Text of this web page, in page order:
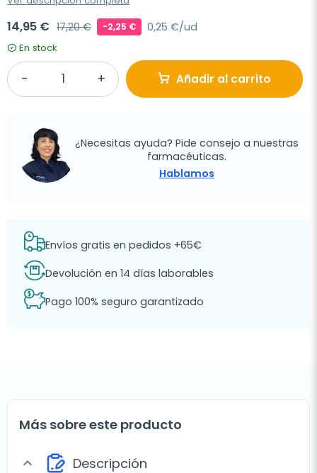
14,95 € 17,20 € -2,25 € 0,25 €/ud
En stock
Añadir al carrito
¿Necesitas ayuda? Pide consejo a nuestras
farmacéuticas.
Hablamos
Envíos gratis en pedidos +65€
Devolución en 14 días laborables
Pago 100% seguro garantizado
Más sobre este producto
expand_more Descripción